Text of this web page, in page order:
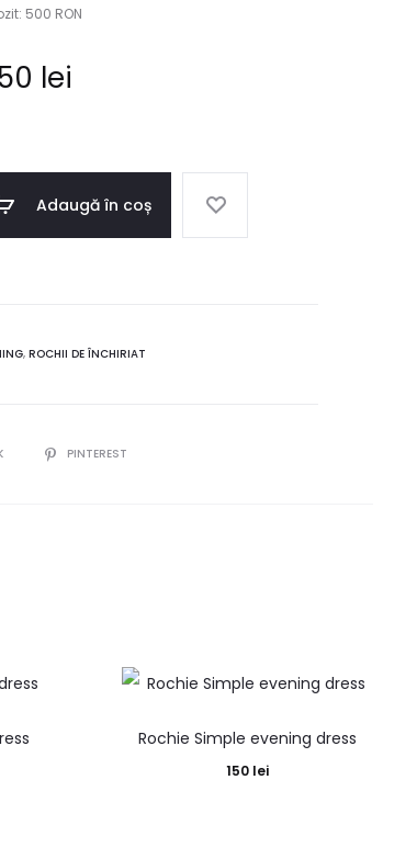
500 RON
lei
Adaugă în coș
, ROCHII DE ÎNCHIRIAT
PINTEREST
Rochie Simple evening dress
150 lei